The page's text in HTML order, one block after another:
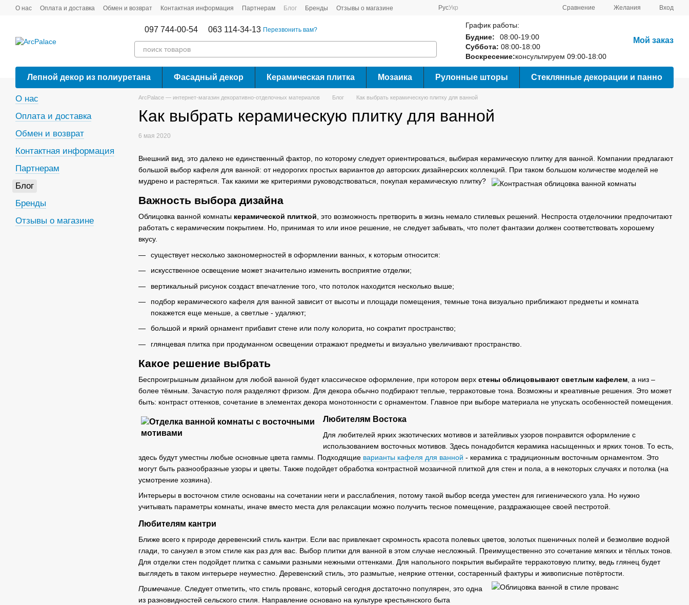
Перейти к основному контенту
О нас Оплата и доставка Обмен и возврат Контактная информация Партнерам Блог Бренды Отзывы о магазине РусУкр Сравнение Желания Вход
097 744-00-54 063 114-34-13 Перезвонить вам?
График работы:
Будние:
08:00-19:00
Суббота: 08:00-18:00
Воскресение:консультируем 09:00-18:00
Мой заказ
Лепной декор из полиуретана Фасадный декор Керамическая плитка Мозаика Рулонные шторы Стеклянные декорации и панно
ArcPalace — интернет-магазин декоративно-отделочных материалов Блог Как выбрать керамическую плитку для ванной
Как выбрать керамическую плитку для ванной
6 мая 2020
Внешний вид, это далеко не единственный фактор, по которому следует ориентироваться, выбирая керамическую плитку для ванной. Компании предлагают
большой выбор кафеля для ванной: от недорогих простых вариантов до авторских дизайнерских коллекций. При таком большом количестве моделей не
мудрено и растеряться. Так какими же критериями руководствоваться, покупая керамическую плитку?
Важность выбора дизайна
Облицовка ванной комнаты керамической плиткой, это возможность претворить в жизнь немало стилевых решений. Неспроста отделочники предпочитают
работать с керамическим покрытием. Но, принимая то или иное решение, не следует забывать, что полет фантазии должен соответствовать хорошему
вкусу.
cуществует несколько закономерностей в оформлении ванных, к которым относится:
искусственное освещение может значительно изменить восприятие отделки;
вертикальный рисунок создаст впечатление того, что потолок находится несколько выше;
подбор керамического кафеля для ванной зависит от высоты и площади помещения, темные тона визуально приближают предметы и комната
покажется еще меньше, а светлые - удаляют;
большой и яркий орнамент прибавит стене или полу колорита, но сократит пространство;
глянцевая плитка при продуманном освещении отражают предметы и визуально увеличивают пространство.
Какое решение выбрать
Беспроигрышным дизайном для любой ванной будет классическое оформление, при котором верх стены облицовывают светлым кафелем , а низ –
более тёмным. Зачастую поля разделяют фризом. Для декора обычно подбирают теплые, терракотовые тона. Возможны и креативные решения. Это может
быть: контраст оттенков, сочетание в элементах декора монотонности с орнаментом. Главное при выборе материала не упускать особенностей помещения.
Любителям Востока
Для любителей ярких экзотических мотивов и затейливых узоров понравится оформление с
использованием восточных мотивов. Здесь понадобится керамика насыщенных и ярких тонов. То есть,
здесь будут уместны любые основные цвета гаммы. Подходящие варианты кафеля для ванной - керамика с традиционным восточным орнаментом. Это
могут быть разнообразные узоры и цветы. Также подойдет обработка контрастной мозаичной плиткой для стен и пола, а в некоторых случаях и потолка (на
усмотрение хозяина).
Интерьеры в восточном стиле основаны на сочетании неги и расслабления, потому такой выбор всегда уместен для гигиенического узла. Но нужно
учитывать параметры комнаты, иначе вместо места для релаксации можно получить тесное помещение, раздражающее своей пестротой.
Любителям кантри
Ближе всего к природе деревенский стиль кантри. Если вас привлекает скромность красота полевых цветов, золотых пшеничных полей и безмолвие водной
глади, то санузел в этом стиле как раз для вас. Выбор плитки для ванной в этом случае несложный. Преимущественно это сочетание мягких и тёплых тонов.
Для отделки стен подойдет плитка с самыми разными нежными оттенками. Для напольного покрытия выбирайте терракотовую плитку, ведь глянец будет
выглядеть в таком интерьере неуместно. Деревенский стиль, это размытые, неяркие оттенки, состаренный фактуры и живописные потёртости.
Примечание. Следует отметить, что стиль прованс, который сегодня достаточно популярен, это одна
из разновидностей сельского стиля. Направление основано на культуре крестьянского быта
О нас
Оплата и доставка
Обмен и возврат
Контактная информация
Партнерам
Блог
Бренды
Отзывы о магазине